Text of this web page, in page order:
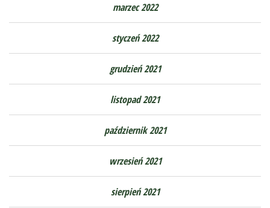
marzec 2022
styczeń 2022
grudzień 2021
listopad 2021
październik 2021
wrzesień 2021
sierpień 2021